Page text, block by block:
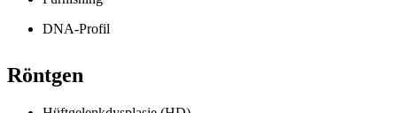
DNA-Profil
Röntgen